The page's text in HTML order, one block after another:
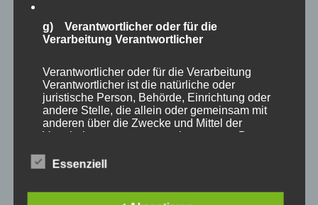
gemütlicher Runde zu verbringen. Egal ob man
vorbeischauen möchte – der Stammtisch soll ein
Treffpunkt für gute Gespräche, neue Begegnungen
und ein entspanntes Miteinander sein. …
g) Verantwortlicher oder für die
Verarbeitung Verantwortlicher
Verantwortlicher oder für die Verarbeitung
Verantwortlicher ist die natürliche oder
juristische Person, Behörde, Einrichtung oder
andere Stelle, die allein oder gemeinsam mit
anderen über die Zwecke und Mittel der
Verarbeitung von personenbezogenen Daten
Verarbeitung durch das Unionsrecht oder das
Essenziell